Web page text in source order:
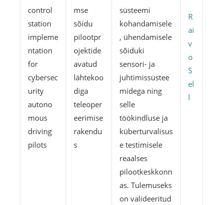
control
station
impleme
ntation
for
cybersec
urity
autono
mous
driving
pilots
mse
sõidu
pilootpr
ojektide
avatud
lähtekoo
diga
teleoper
eerimise
rakendu
s
süsteemi
kohandamisele
, ühendamisele
sõiduki
sensori- ja
juhtimissüstee
midega ning
selle
töökindluse ja
küberturvalisus
e testimisele
reaalses
pilootkeskkonn
as. Tulemuseks
on valideeritud
R
ai
v
o
S
el
l